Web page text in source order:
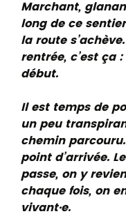
Marchant,
long de ce
la route
rentrée, c’est ça
début.
Il est temps de
un peu
chemin
point d’arrivée.
passe, on y
chaque fois, on
vivant·e.